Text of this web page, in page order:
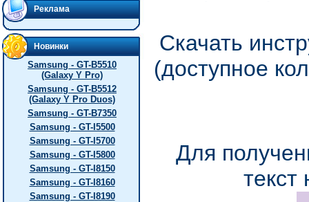
Реклама
Новинки
Samsung - GT-B5510
(Galaxy Y Pro)
Samsung - GT-B5512
(Galaxy Y Pro Duos)
Samsung - GT-B7350
Samsung - GT-I5500
Samsung - GT-I5700
Samsung - GT-I5800
Samsung - GT-I8150
Samsung - GT-I8160
Samsung - GT-I8190
Скачать
(доступное
Для
текст